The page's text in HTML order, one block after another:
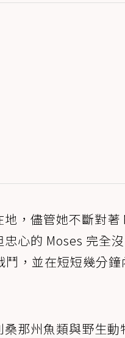
，儘管她不斷對
心的 Moses 完全
鬥，並在短短幾分
那州魚類與野生